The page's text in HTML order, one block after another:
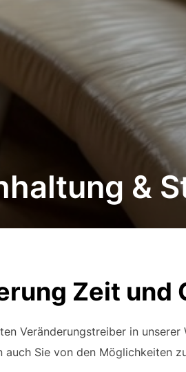
&
Zeit und
Veränderungstreiber in
auch Sie von den Möglichkeiten